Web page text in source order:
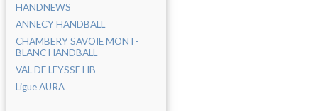
HANDNEWS
ANNECY HANDBALL
CHAMBERY SAVOIE MONT-
BLANC HANDBALL
VAL DE LEYSSE HB
Ligue AURA